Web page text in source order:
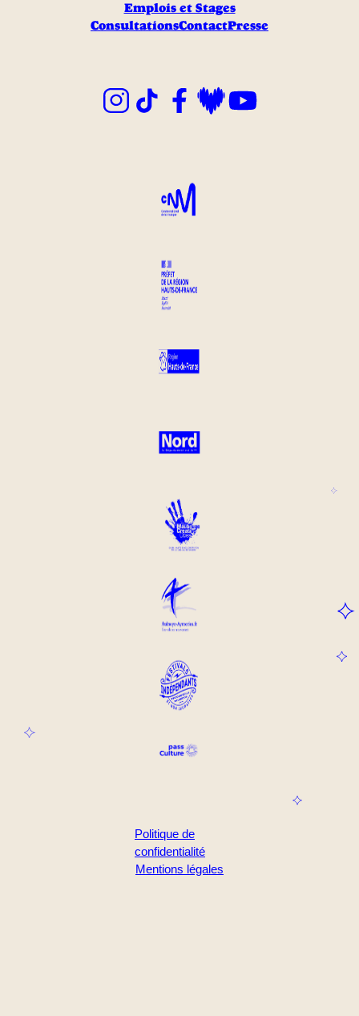
Emplois et Stages
ConsultationsContactPresse
Politique de
confidentialité
Mentions légales